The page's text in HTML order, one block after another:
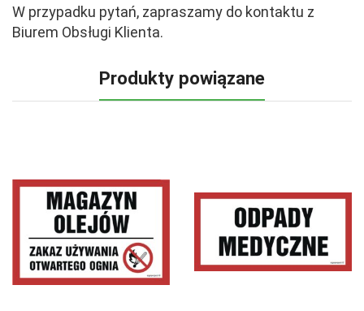
W przypadku pytań, zapraszamy do kontaktu z
Biurem Obsługi Klienta.
Produkty powiązane